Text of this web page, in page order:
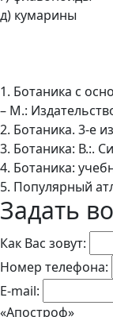
д) кумарины
1. Ботаника с
– М.:
2. Ботаника. 3-е
3. Ботаника: В.:.
4. Ботаника:
5. Популярный
Задать
Как Вас зовут:
Номер телефона:
E-mail:
«Апостроф»